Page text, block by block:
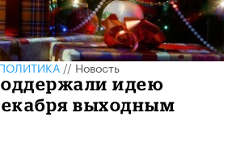
//Новость
идею
выходным